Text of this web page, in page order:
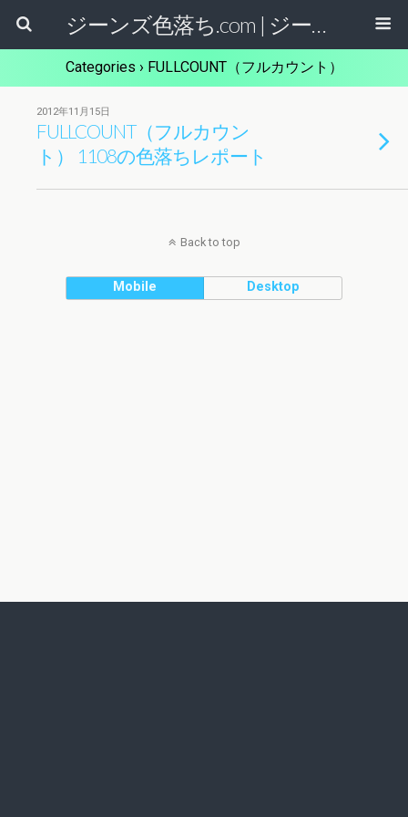
ジーンズ色落ち.com | ジーパンの色落ちを楽しむサイト
Categories › FULLCOUNT（フルカウント）
2012年11月15日
FULLCOUNT（フルカウン
ト） 1108の色落ちレポート
Back to top
Mobile Desktop